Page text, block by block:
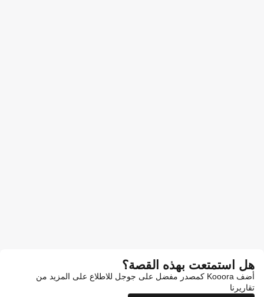
هل استمتعت بهذه القصة؟
أضف Kooora كمصدر مفضل على جوجل للاطلاع على المزيد من
تقاريرنا